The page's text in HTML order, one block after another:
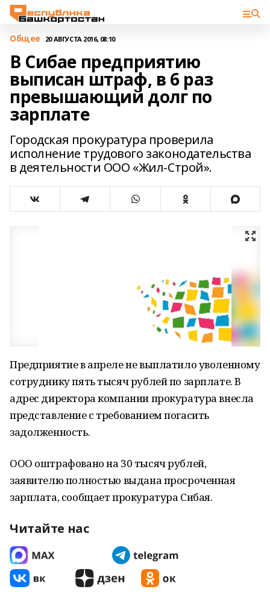
Общее 20 АВГУСТА 2016, 08:10
В Сибае предприятию
выписан штраф, в 6 раз
превышающий долг по
зарплате
Городская прокуратура проверила
исполнение трудового законодательства
в деятельности ООО «Жил-Строй».
Предприятие в апреле не выплатило уволенному
сотруднику пять тысяч рублей по зарплате. В
адрес директора компании прокуратура внесла
представление с требованием погасить
задолженность.
ООО оштрафовано на 30 тысяч рублей,
заявителю полностью выдана просроченная
зарплата, сообщает прокуратура Сибая.
Читайте нас